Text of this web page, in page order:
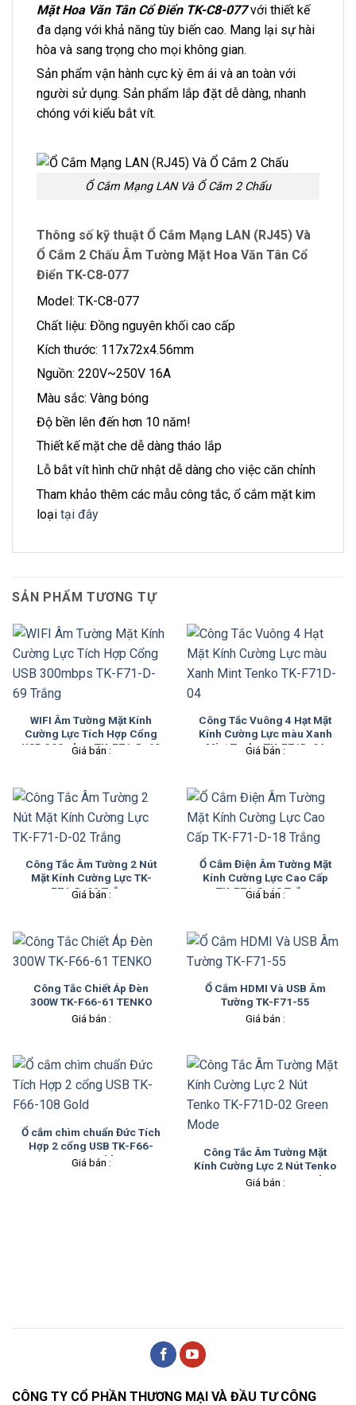
Mặt Hoa Văn Tân Cổ Điển TK-C8-077với thiết kế
đa dạng với khả năng tùy biến cao. Mang lại sự hài
hòa và sang trọng cho mọi không gian.
Sản phẩm vận hành cực kỳ êm ái và an toàn với
người sử dụng. Sản phẩm lắp đặt dễ dàng, nhanh
chóng với kiểu bắt vít.
Ổ Cắm Mạng LAN Và Ổ Cắm 2 Chấu
Thông số kỹ thuật Ổ Cắm Mạng LAN (RJ45) Và
Ổ Cắm 2 Chấu Âm Tường Mặt Hoa Văn Tân Cổ
Điển TK-C8-077
Model: TK-C8-077
Chất liệu: Đồng nguyên khối cao cấp
Kích thước: 117x72x4.56mm
Nguồn: 220V~250V 16A
Màu sắc: Vàng bóng
Độ bền lên đến hơn 10 năm!
Thiết kế mặt che dễ dàng tháo lắp
Lỗ bắt vít hình chữ nhật dễ dàng cho việc căn chỉnh
Tham khảo thêm các mẫu công tắc, ổ cắm mặt kim
loại tại đây
SẢN PHẨM TƯƠNG TỰ
WIFI Âm Tường Mặt Kính
Cường Lực Tích Hợp Cổng
USB 300mbps TK-F71-D-69
Giá bán :
Công Tắc Vuông 4 Hạt Mặt
Kính Cường Lực màu Xanh
Mint Tenko TK-F71D-04
Giá bán :
Công Tắc Âm Tường 2 Nút
Mặt Kính Cường Lực TK-
F71-D-02 Trắng
Giá bán :
Ổ Cắm Điện Âm Tường Mặt
Kính Cường Lực Cao Cấp
TK-F71-D-18 Trắng
Giá bán :
Công Tắc Chiết Áp Đèn
300W TK-F66-61 TENKO
Giá bán :
Ổ Cắm HDMI Và USB Âm
Tường TK-F71-55
Giá bán :
Ổ cắm chìm chuẩn Đức Tích
Hợp 2 cổng USB TK-F66-
108 Gold
Giá bán :
Công Tắc Âm Tường Mặt
Kính Cường Lực 2 Nút Tenko
TK-F71D-02 Green Mode
Giá bán :
CÔNG TY CỔ PHẦN THƯƠNG MẠI VÀ ĐẦU TƯ CÔNG